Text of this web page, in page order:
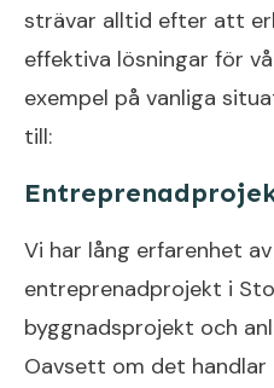
strävar alltid efter att
effektiva lösningar för
exempel på vanliga
till:
Vi har lång erfarenhet
entreprenadprojekt i
byggnadsprojekt och
Oavsett om det